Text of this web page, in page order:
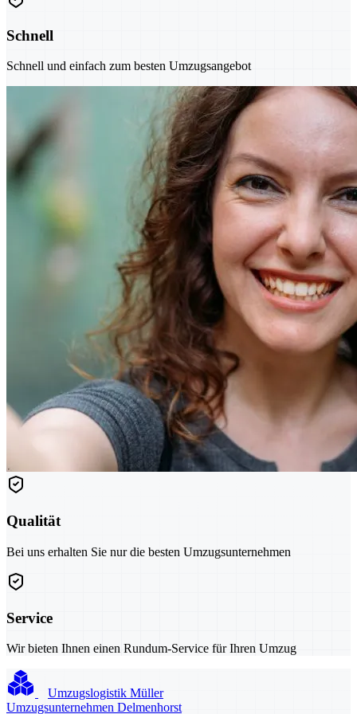
Schnell
Schnell und einfach zum besten Umzugsangebot
Qualität
Bei uns erhalten Sie nur die besten Umzugsunternehmen
Service
Wir bieten Ihnen einen Rundum-Service für Ihren Umzug
Umzugslogistik Müller
Umzugsunternehmen Delmenhorst